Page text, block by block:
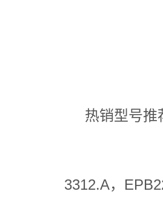
热销型号推
3312.A，